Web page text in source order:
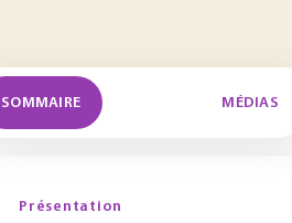
SOMMAIRE MÉDIAS
Présentation